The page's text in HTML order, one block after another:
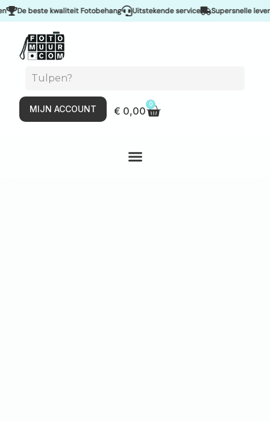
De beste kwaliteit Fotobehang Uitstekende service Supersnelle levering
MIJN ACCOUNT € 0,00
0